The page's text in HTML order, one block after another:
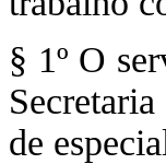
§ 1º O
de